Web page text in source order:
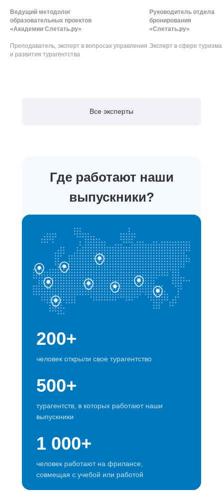
Ведущий методолог
образовательных проектов
«Академии Слетать.ру»
Преподаватель, эксперт в вопросах управления
и развития турагентства
Руководитель отдела
бронирования
«Слетать.ру»
Эксперт в сфере туризма
Все эксперты
Где работают наши
выпускники?
200+
500+
1 000+
человек открыли свое турагентство
турагентств, в которых работают наши
выпускники
человек работают на фрилансе,
совмещая с учебой или работой